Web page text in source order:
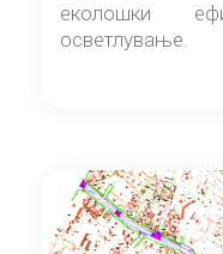
еколошки
осветлување.